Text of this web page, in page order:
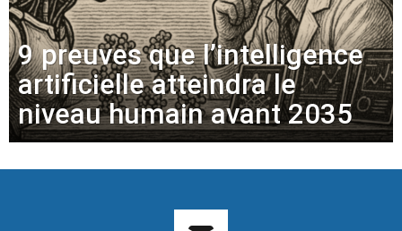
9 preuves que l’intelligence
artificielle atteindra le
niveau humain avant 2035